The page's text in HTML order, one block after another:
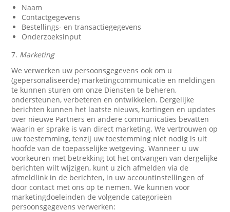
Naam
Contactgegevens
Bestellings- en transactiegegevens
Onderzoeksinput
7. Marketing
We verwerken uw persoonsgegevens ook om u
(gepersonaliseerde) marketingcommunicatie en meldingen
te kunnen sturen om onze Diensten te beheren,
ondersteunen, verbeteren en ontwikkelen. Dergelijke
berichten kunnen het laatste nieuws, kortingen en updates
over nieuwe Partners en andere communicaties bevatten
waarin er sprake is van direct marketing. We vertrouwen op
uw toestemming, tenzij uw toestemming niet nodig is uit
hoofde van de toepasselijke wetgeving. Wanneer u uw
voorkeuren met betrekking tot het ontvangen van dergelijke
berichten wilt wijzigen, kunt u zich afmelden via de
afmeldlink in de berichten, in uw accountinstellingen of
door contact met ons op te nemen. We kunnen voor
marketingdoeleinden de volgende categorieën
persoonsgegevens verwerken: